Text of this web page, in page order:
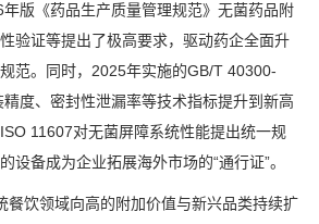
版《药品生产质量管理规范》无菌药品附
验证等提出了极高要求，驱动药企全面升
范。同时，2025年实施的GB/T 40300-
度、密封性泄漏率等技术指标提升到新高
11607对无菌屏障系统性能提出统一规
设备成为企业拓展海外市场的“通行证”。
饮领域向高的附加价值与新兴品类持续扩